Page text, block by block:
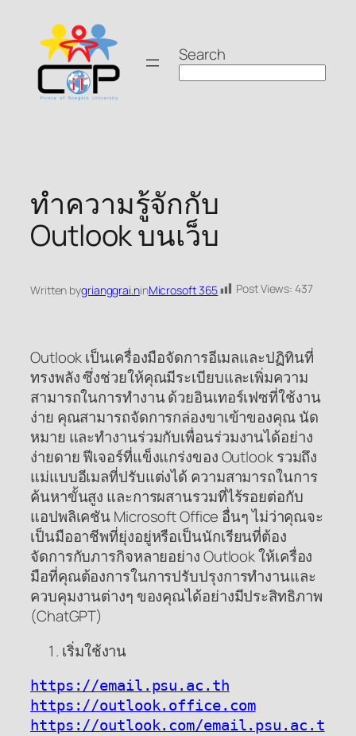
content
Search
ทำความรู้จักกับ
Outlook บนเว็บ
Written bygrianggrai.ninMicrosoft 365 Post Views: 437
Outlook เป็นเครื่องมือจัดการอีเมลและปฏิทินที่
ทรงพลัง ซึ่งช่วยให้คุณมีระเบียบและเพิ่มความ
สามารถในการทำงาน ด้วยอินเทอร์เฟซที่ใช้งาน
ง่าย คุณสามารถจัดการกล่องขาเข้าของคุณ นัด
หมาย และทำงานร่วมกับเพื่อนร่วมงานได้อย่าง
ง่ายดาย ฟีเจอร์ที่แข็งแกร่งของ Outlook รวมถึง
แม่แบบอีเมลที่ปรับแต่งได้ ความสามารถในการ
ค้นหาขั้นสูง และการผสานรวมที่ไร้รอยต่อกับ
แอปพลิเคชัน Microsoft Office อื่นๆ ไม่ว่าคุณจะ
เป็นมืออาชีพที่ยุ่งอยู่หรือเป็นนักเรียนที่ต้อง
จัดการกับภารกิจหลายอย่าง Outlook ให้เครื่อง
มือที่คุณต้องการในการปรับปรุงการทำงานและ
ควบคุมงานต่างๆ ของคุณได้อย่างมีประสิทธิภาพ
(ChatGPT)
เริ่มใช้งาน
https://email.psu.ac . th
https://outlook.office. com
https://outlook.com/email.psu.ac.t